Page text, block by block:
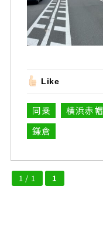
Like
同乗 横浜赤帽
鎌倉
1 / 1 1